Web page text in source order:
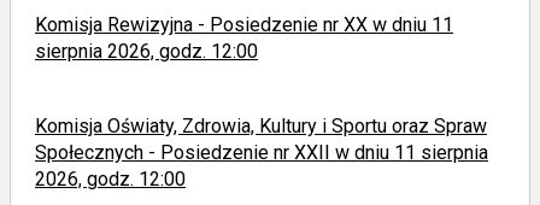
Komisja Rewizyjna - Posiedzenie nr XX w dniu 11
sierpnia 2026, godz. 12:00
Komisja Oświaty, Zdrowia, Kultury i Sportu oraz Spraw
Społecznych - Posiedzenie nr XXII w dniu 11 sierpnia
2026, godz. 12:00